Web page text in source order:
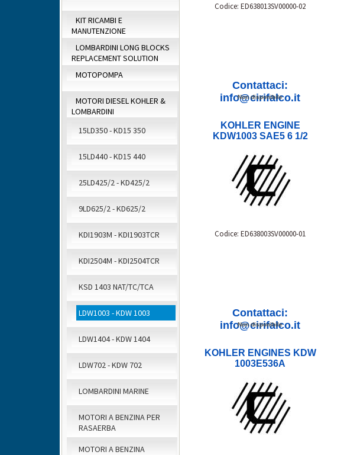
KIT RICAMBI E
MANUTENZIONE
LOMBARDINI LONG BLOCKS
REPLACEMENT SOLUTION
MOTOPOMPA
MOTORI DIESEL KOHLER &
LOMBARDINI
15LD350 - KD15 350
15LD440 - KD15 440
25LD425/2 - KD425/2
9LD625/2 - KD625/2
KDI1903M - KDI1903TCR
KDI2504M - KDI2504TCR
KSD 1403 NAT/TC/TCA
LDW1003 - KDW 1003
LDW1404 - KDW 1404
LDW702 - KDW 702
LOMBARDINI MARINE
MOTORI A BENZINA PER
RASAERBA
MOTORI A BENZINA
Codice: ED638013SV00000-02
Contattaci:
info@cirifalco.it
Non disponibile
KOHLER ENGINE
KDW1003 SAE5 6 1/2
Codice: ED638003SV00000-01
Contattaci:
info@cirifalco.it
Non disponibile
KOHLER ENGINES KDW
1003E536A